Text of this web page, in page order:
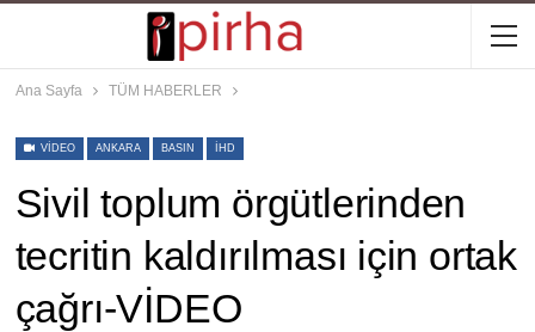
Ana Sayfa TÜM HABERLER
VIDEO ANKARA BASIN IHD
Sivil toplum örgütlerinden
tecritin kaldırılması için ortak
çağrı-VİDEO